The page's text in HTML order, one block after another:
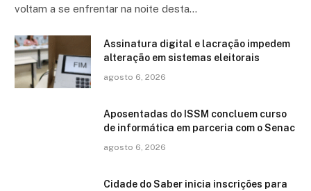
voltam a se enfrentar na noite desta…
Assinatura digital e lacração impedem
alteração em sistemas eleitorais
agosto 6, 2026
Aposentadas do ISSM concluem curso
de informática em parceria com o Senac
agosto 6, 2026
Cidade do Saber inicia inscrições para